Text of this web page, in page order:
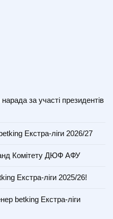
за участі президентів
Екстра-ліги 2026/27
Комітету ДЮФ АФУ
Екстра-ліги 2025/26!
betking Екстра-ліги